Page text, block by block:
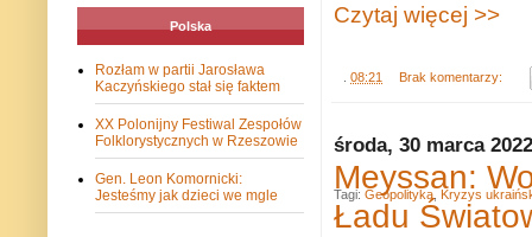
Czytaj więcej >>
08:21 Brak komentarzy:
środa, 30 marca 2022
Meyssan:
Ładu
Tagi: Geopolityka Kryzys
Polska
Rozłam w partii Jarosława
Kaczyńskiego stał się faktem
XX Polonijny Festiwal Zespołów
Folklorystycznych w Rzeszowie
Gen. Leon Komornicki:
Jesteśmy jak dzieci we mgle